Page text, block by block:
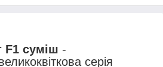
F1 суміш -
серія